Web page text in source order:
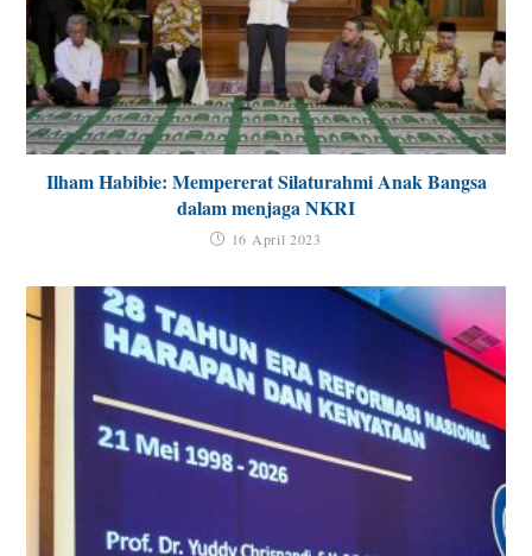
Ilham Habibie: Mempererat Silaturahmi Anak Bangsa
dalam menjaga NKRI
16 April 2023